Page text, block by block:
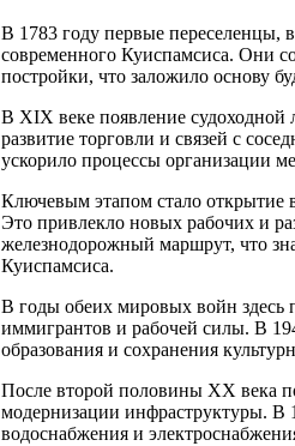
В 1783 году первые переселенцы,
современного Куиспамсиса. Они
постройки, что заложило основу
В XIX веке появление судоходной
развитие торговли и связей с
ускорило процессы организации
Ключевым этапом стало открытие
Это привлекло новых рабочих и
железнодорожный маршрут, что
Куиспамсиса.
В годы обеих мировых войн здесь
иммигрантов и рабочей силы. В
образования и сохранения
После второй половины XX века
модернизации инфраструктуры.
водоснабжения и